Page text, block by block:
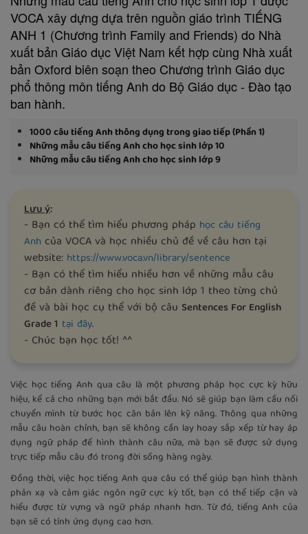
VOCA xây dựng dựa trên nguồn giáo trình TIẾNG
ANH 1 (Chương trình Family and Friends) do Nhà
xuất bản Giáo dục Việt Nam kết hợp cùng Nhà xuất
bản Oxford biên soạn theo Chương trình Giáo dục
phổ thông môn tiếng Anh do Bộ Giáo dục - Đào tạo
ban hành.
1000 câu tiếng Anh thông dụng trong giao tiếp (Phần 1)
Những mẫu câu tiếng Anh cho học sinh lớp 10
Những mẫu câu tiếng Anh cho học sinh lớp 9
Lưu ý:
- Bạn có thể tìm hiểu phương pháp học câu tiếng
Anh của VOCA và học nhiều chủ đề về câu hơn tại
website: https://www.voca.vn/library/sentence
- Bạn có thể tìm hiểu nhiều hơn về những mẫu câu
cơ bản dành riêng cho học sinh lớp 1 theo từng chủ
đề và bài học cụ thể với bộ câu Sentences For English
Grade 1 tại đây.
- Chúc bạn học tốt! ^^
Việc học tiếng Anh qua câu là một phương pháp học cực kỳ hữu
hiệu, kể cả cho những bạn mới bắt đầu. Nó sẽ giúp bạn làm cầu nối
chuyển mình từ bước học căn bản lên kỹ năng. Thông qua những
mẫu câu hoàn chỉnh, bạn sẽ không cần lay hoay sắp xếp từ hay áp
dụng ngữ pháp để hình thành câu nữa, mà bạn sẽ được sử dụng
trực tiếp mẫu câu đó trong đời sống hàng ngày.
Đồng thời, việc học tiếng Anh qua câu có thể giúp bạn hình thành
phản xạ và cảm giác ngôn ngữ cực kỳ tốt, bạn có thể tiếp cận và
hiểu được từ vựng và ngữ pháp nhanh hơn. Từ đó, tiếng Anh của
bạn sẽ có tính ứng dụng cao hơn.